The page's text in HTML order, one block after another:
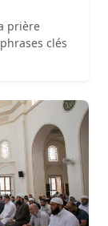
prière
clés